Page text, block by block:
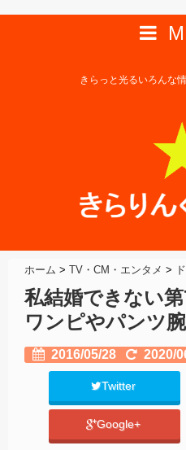
きらっと光るいろんな
ホーム > TV・CM・エンタメ >
私結婚できない
ワンピやパンツ
2016/05/28 2020/
Twitter
Google+